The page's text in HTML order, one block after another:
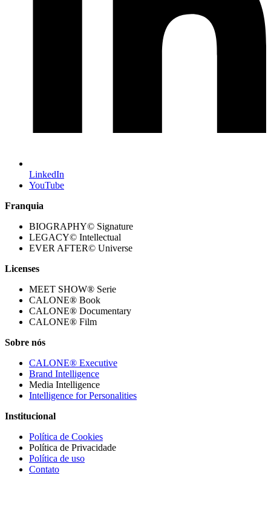
LinkedIn
YouTube
Franquia
BIOGRAPHY© Signature
LEGACY© Intellectual
EVER AFTER© Universe
Licenses
MEET SHOW® Serie
CALONE® Book
CALONE® Documentary
CALONE® Film
Sobre nós
CALONE® Executive
Brand Intelligence
Media Intelligence
Intelligence for Personalities
Institucional
Política de Cookies
Política de Privacidade
Política de uso
Contato